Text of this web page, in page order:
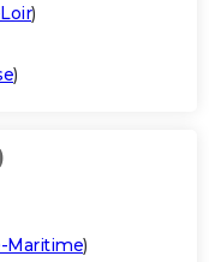
)
)
Maritime)